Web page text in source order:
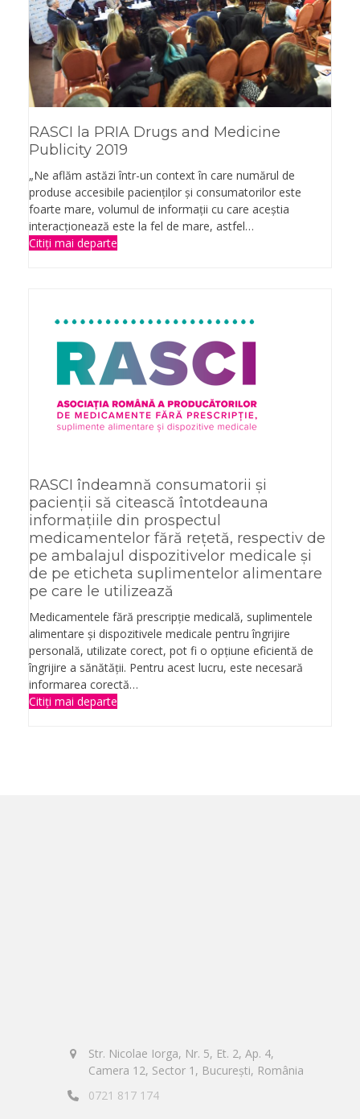
RASCI la PRIA Drugs and Medicine
Publicity 2019
„Ne aflăm astăzi într-un context în care numărul de
produse accesibile pacienţilor şi consumatorilor este
foarte mare, volumul de informaţii cu care aceştia
interacţionează este la fel de mare, astfel…
Citiți mai departe
RASCI îndeamnă consumatorii și
pacienții să citească întotdeauna
informațiile din prospectul
medicamentelor fără rețetă, respectiv de
pe ambalajul dispozitivelor medicale și
de pe eticheta suplimentelor alimentare
pe care le utilizează
Medicamentele fără prescripție medicală, suplimentele
alimentare și dispozitivele medicale pentru îngrijire
personală, utilizate corect, pot fi o opțiune eficientă de
îngrijire a sănătății. Pentru acest lucru, este necesară
informarea corectă…
Citiți mai departe
Str. Nicolae Iorga, Nr. 5, Et. 2, Ap. 4,
Camera 12, Sector 1, București, România
0721 817 174